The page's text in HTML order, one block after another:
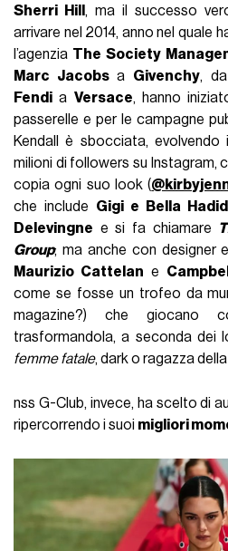
Sherri Hill , ma il successo
arrivare nel 2014, anno nel quale
l’agenzia The Society
Marc Jacobsa Givenchy, da
Fendi a Versace, hanno
passerelle e per le campagne
Kendall è sbocciata,
milioni di followers su Instagram,
copia ogni suo look (
che include Gigi e Bella Hadid
Delevingne e si fa chiamare
Group; ma anche con designer
Maurizio Cattelan e
come se fosse un trofeo da
magazine?) che giocano
trasformandola, a seconda dei
femme fatale, dark o ragazza
nss G-Club, invece, ha scelto di
ripercorrendo i suoi migliori